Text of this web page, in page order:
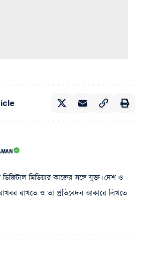
মিডিয়ার কাজের সঙ্গে যুক্ত। দেশ ও
রাখতে ও তা প্রতিবেদন আকারে লিখতে